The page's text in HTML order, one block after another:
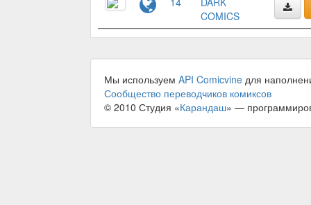
COMICS
Мы используем API Comicvine для
Сообщество переводчиков комиксов
© 2010 Студия «Карандаш» —